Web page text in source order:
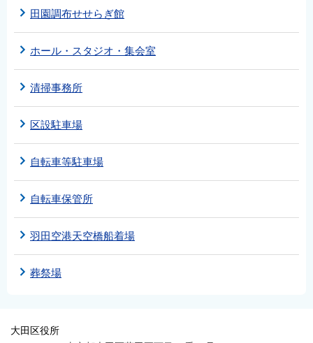
田園調布せせらぎ館
ホール・スタジオ・集会室
清掃事務所
区設駐車場
自転車等駐車場
自転車保管所
羽田空港天空橋船着場
葬祭場
大田区役所